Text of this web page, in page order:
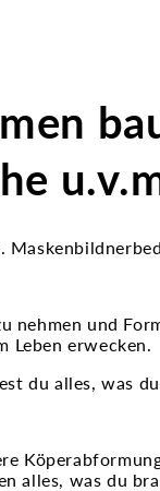
und
erwecken.
du alles, was
alles, was du